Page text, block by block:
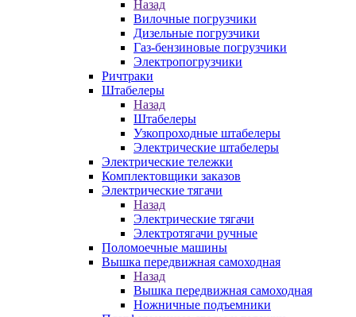
Назад
Вилочные погрузчики
Дизельные погрузчики
Газ-бензиновые погрузчики
Электропогрузчики
Ричтраки
Штабелеры
Назад
Штабелеры
Узкопроходные штабелеры
Электрические штабелеры
Электрические тележки
Комплектовщики заказов
Электрические тягачи
Назад
Электрические тягачи
Электротягачи ручные
Поломоечные машины
Вышка передвижная самоходная
Назад
Вышка передвижная самоходная
Ножничные подъемники